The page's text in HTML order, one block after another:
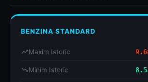
BENZINA STANDARD
trending_upMaxim Istoric
trending_downMinim Istoric